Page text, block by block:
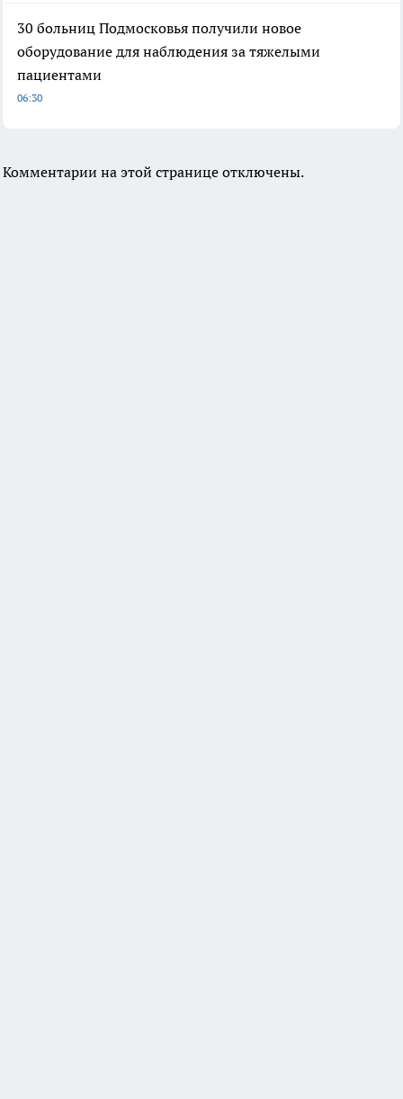
30 больниц Подмосковья получили новое
оборудование для наблюдения за тяжелыми
пациентами
06:30
Комментарии на этой странице отключены.